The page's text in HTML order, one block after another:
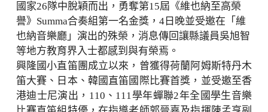
國家26隊中脫穎而出，勇奪第15屆《維也納至高榮
譽》Summa合奏組第一名金獎，4日晚並受邀在「維
也納音樂廳」演出的殊榮，消息傳回讓縣議員吳旭智
等地方教育界入士都感到與有榮焉。
興隆國小直笛團成立以來，曾獲得荷蘭阿姆斯特丹木
笛大賽、日本、韓國直笛國際比賽首獎，並受邀至香
港迪士尼演出，110、111學年蟬聯2年全國學生音樂